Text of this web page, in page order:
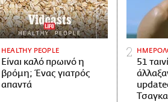
HEALTHY PEOPLE
Είναι καλό πρωινό η
βρόμη; Ένας γιατρός
απαντά
51